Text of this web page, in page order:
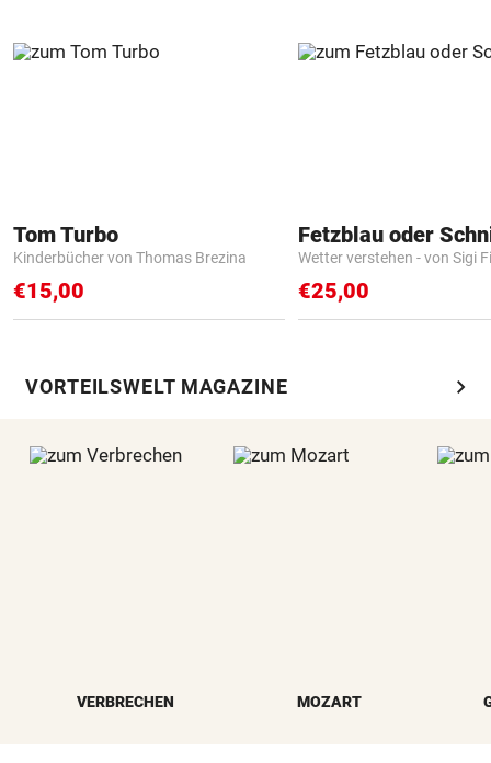
Tom Turbo
Kinderbücher von Thomas Brezina
€15,00
Fetzblau oder
Wetter verstehen - von Sigi
€25,00
VORTEILSWELT MAGAZINE chevron_right
VERBRECHEN MOZART